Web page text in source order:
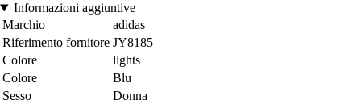
Informazioni aggiuntive
Marchio
adidas
Riferimento fornitore JY8185
Colore
lights
Colore
Blu
Sesso
Donna